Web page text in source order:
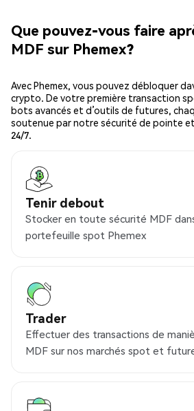
Que pouvez-vous faire
MDF sur Phemex?
Avec Phemex, vous pouvez débloquer
crypto. De votre première transaction
bots avancés et d’outils de futures,
soutenue par notre sécurité de pointe
24/7.
Tenir debout
Stocker en toute sécurité MDF
portefeuille spot Phemex
Trader
Effectuer des transactions de
MDF sur nos marchés spot et